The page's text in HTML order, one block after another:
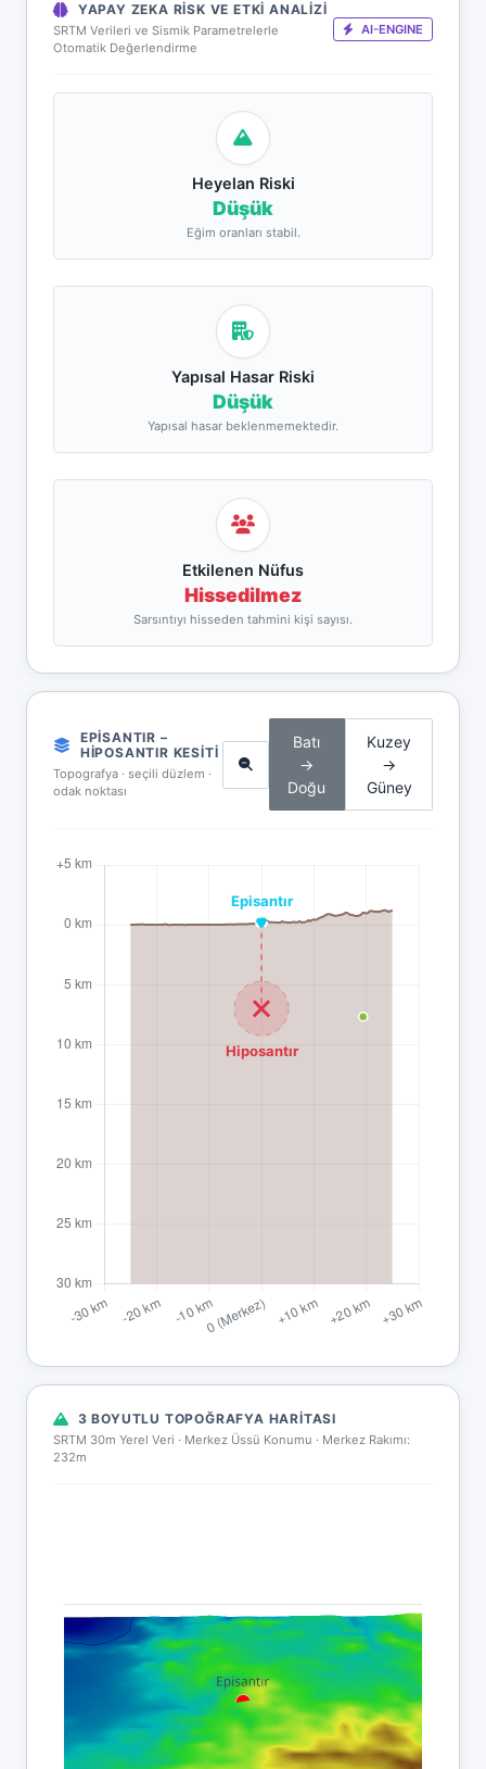
YAPAY ZEKA RISK VE ETKI ANALIZI
SRTM Verileri ve Sismik Parametrelerle
Otomatik Değerlendirme
AI-ENGINE
Heyelan Riski
Düşük
Eğim oranları stabil.
Yapısal Hasar Riski
Düşük
Yapısal hasar beklenmemektedir.
Etkilenen Nüfus
Hissedilmez
Sarsıntıyı hisseden tahmini kişi sayısı.
EPISANTIR –
HIPOSANTIR KESITI
Topografya · seçili düzlem ·
odak noktası
Batı
→
Doğu
Kuzey
→
Güney
3 BOYUTLU TOPOĞRAFYA HARITASI
SRTM 30m Yerel Veri · Merkez Üssü Konumu · Merkez Rakımı:
232m